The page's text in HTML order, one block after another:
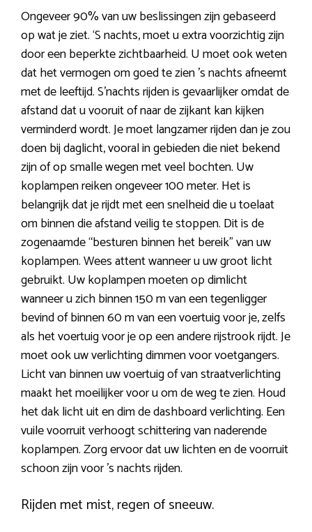
Ongeveer 90% van uw beslissingen zijn gebaseerd
op wat je ziet. ‘S nachts, moet u extra voorzichtig zijn
door een beperkte zichtbaarheid. U moet ook weten
dat het vermogen om goed te zien ’s nachts afneemt
met de leeftijd. S’nachts rijden is gevaarlijker omdat de
afstand dat u vooruit of naar de zijkant kan kijken
verminderd wordt. Je moet langzamer rijden dan je zou
doen bij daglicht, vooral in gebieden die niet bekend
zijn of op smalle wegen met veel bochten. Uw
koplampen reiken ongeveer 100 meter. Het is
belangrijk dat je rijdt met een snelheid die u toelaat
om binnen die afstand veilig te stoppen. Dit is de
zogenaamde “besturen binnen het bereik” van uw
koplampen. Wees attent wanneer u uw groot licht
gebruikt. Uw koplampen moeten op dimlicht
wanneer u zich binnen 150 m van een tegenligger
bevind of binnen 60 m van een voertuig voor je, zelfs
als het voertuig voor je op een andere rijstrook rijdt. Je
moet ook uw verlichting dimmen voor voetgangers.
Licht van binnen uw voertuig of van straatverlichting
maakt het moeilijker voor u om de weg te zien. Houd
het dak licht uit en dim de dashboard verlichting. Een
vuile voorruit verhoogt schittering van naderende
koplampen. Zorg ervoor dat uw lichten en de voorruit
schoon zijn voor ’s nachts rijden.
Rijden met mist, regen of sneeuw.